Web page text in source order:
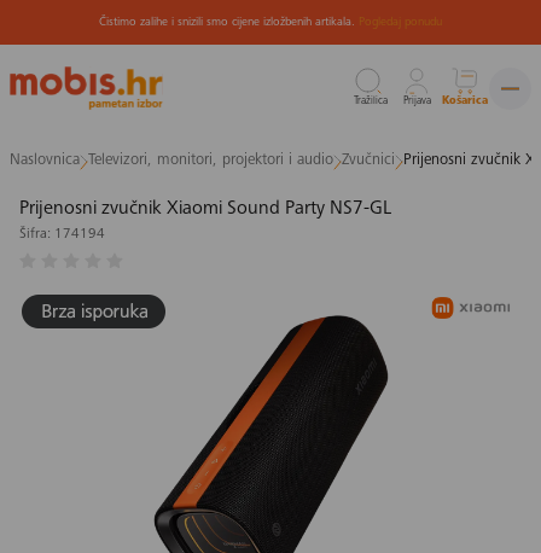
na
Čistimo zalihe i snizili smo cijene izložbenih artikala. Pogledaj ponudu
Tražilica Prijava Košarica
Naslovnica Televizori, monitori, projektori i audio Zvučnici Prijenosni zvučnik
Prijenosni zvučnik Xiaomi Sound Party NS7-GL
Šifra: 174194